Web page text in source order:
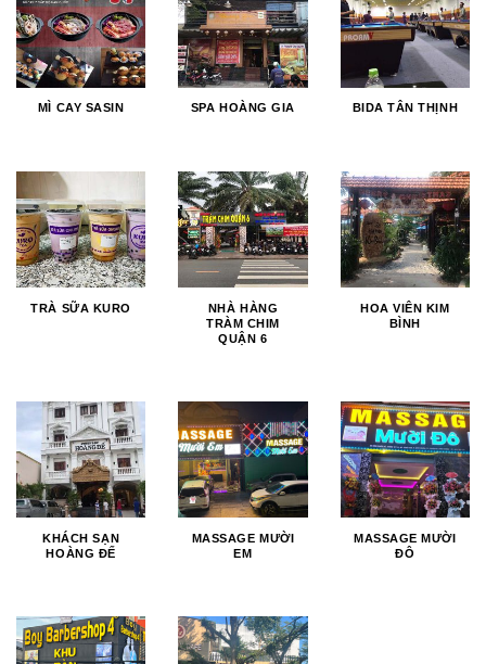
MÌ CAY SASIN SPA HOÀNG GIA BIDA TÂN THỊNH
TRÀ SỮA KURO
NHÀ HÀNG
TRÀM CHIM
QUẬN 6
HOA VIÊN KIM
BÌNH
KHÁCH SẠN
HOÀNG ĐẾ
MASSAGE MƯỜI
EM
MASSAGE MƯỜI
ĐÔ